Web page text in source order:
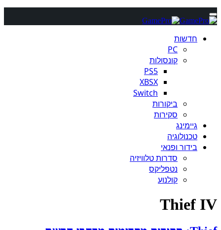
חדשות
PC
קונסולות
PS5
XBSX
Switch
ביקורות
סקירות
גיימינג
טכנולוגיה
בידור ופנאי
סדרות טלוויזיה
נטפליקס
קולנוע
Thief IV